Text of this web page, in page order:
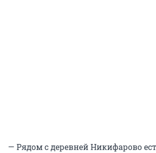
— Рядом с деревней Никифарово